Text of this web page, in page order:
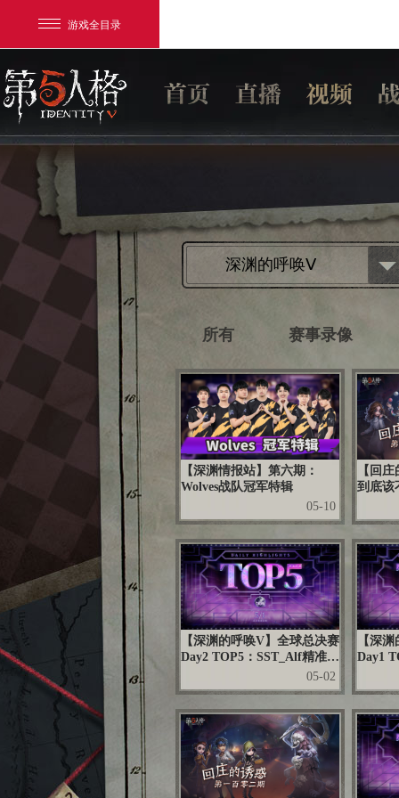
游戏全目录
游戏爱好者深渊的呼唤Ⅴ
所有 赛事录像
【深渊情报站】第六期：
Wolves战队冠军特辑
05-10
【回
到底该
【深渊的呼唤V】全球总决赛
Day2 TOP5：SST_Alf精准雕
05-02
【深
Day1